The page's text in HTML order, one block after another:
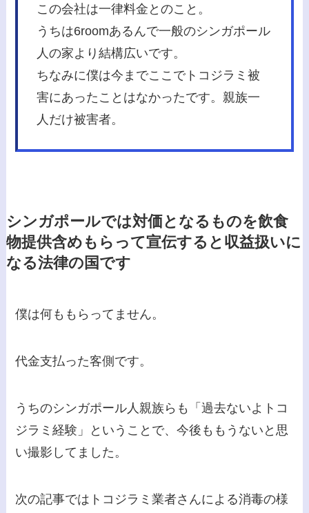
この会社は一律料金とのこと。
うちは6roomあるんで一般のシンガポール
人の家より結構広いです。
ちなみに僕は今までここでトコジラミ被
害にあったことはなかったです。親族一
人だけ被害者。
シンガポールでは対価となるものを飲食
物提供含めもらって宣伝すると収益扱いに
なる法律の国です
僕は何ももらってません。
代金支払った客側です。
うちのシンガポール人親族らも「過去ないよトコ
ジラミ経験」ということで、今後ももうないと思
い撮影してました。
次の記事ではトコジラミ業者さんによる消毒の様